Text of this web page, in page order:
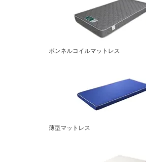
ボンネルコイルマットレス
薄型マットレス